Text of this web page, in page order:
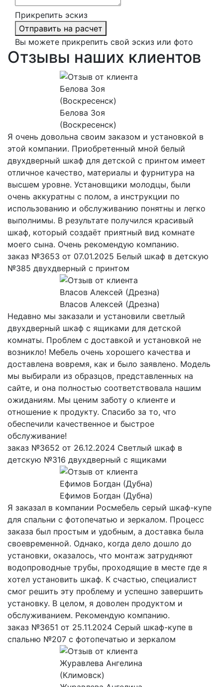
Прикрепить эскиз
Отправить на расчет
Вы можете прикрепить свой эскиз или фото
Отзывы наших клиентов
Белова Зоя
(Воскресенск)
Я очень довольна своим заказом и установкой в
этой компании. Приобретенный мной белый
двухдверный шкаф для детской с принтом имеет
отличное качество, материалы и фурнитура на
высшем уровне. Установщики молодцы, были
очень аккуратны с полом, а инструкции по
использованию и обслуживанию понятны и легко
выполнимы. В результате получился красивый
шкаф, который создаёт приятный вид комнате
моего сына. Очень рекомендую компанию.
заказ №3653 от 07.01.2025 Белый шкаф в детскую
№385 двухдверный с принтом
Власов Алексей (Дрезна)
Недавно мы заказали и установили светлый
двухдверный шкаф с ящиками для детской
комнаты. Проблем с доставкой и установкой не
возникло! Мебель очень хорошего качества и
доставлена вовремя, как и было заявлено. Модель
мы выбирали из образцов, представленных на
сайте, и она полностью соответствовала нашим
ожиданиям. Мы ценим заботу о клиенте и
отношение к продукту. Спасибо за то, что
обеспечили качественное и быстрое
обслуживание!
заказ №3652 от 26.12.2024 Светлый шкаф в
детскую №316 двухдверный с ящиками
Ефимов Богдан (Дубна)
Я заказал в компании Росмебель серый шкаф-купе
для спальни с фотопечатью и зеркалом. Процесс
заказа был простым и удобным, а доставка была
своевременной. Однако, когда дело дошло до
установки, оказалось, что монтаж затрудняют
водопроводные трубы, проходящие в месте где я
хотел установить шкаф. К счастью, специалист
смог решить эту проблему и успешно завершить
установку. В целом, я доволен продуктом и
обслуживанием. Рекомендую компанию.
заказ №3651 от 25.11.2024 Серый шкаф-купе в
спальню №207 с фотопечатью и зеркалом